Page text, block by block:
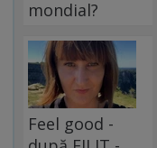
mondial?
Feel good -